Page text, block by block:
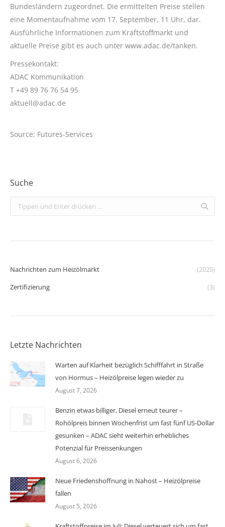
Bundesländern zugeordnet. Die ermittelten Preise stellen
eine Momentaufnahme vom 17. September, 11 Uhr, dar.
Ausführliche Informationen zum Kraftstoffmarkt und
aktuelle Preise gibt es auch unter www.adac.de/tanken.
Pressekontakt:
ADAC Kommunikation
T +49 89 76 76 54 95
aktuell@adac.de
Source: Futures-Services
Suche
Search:
Nachrichten zum Heizölmarkt
(2025)
Zertifizierung
(3)
Letzte Nachrichten
Warten auf Klarheit bezüglich Schifffahrt in Straße
von Hormus – Heizölpreise legen wieder zu
August 7, 2026
Benzin etwas billiger, Diesel erneut teurer –
Rohölpreis binnen Wochenfrist um fast fünf US-Dollar
gesunken – ADAC sieht weiterhin erhebliches
Potenzial für Preissenkungen
August 6, 2026
Neue Friedenshoffnung in Nahost – Heizölpreise
fallen
August 5, 2026